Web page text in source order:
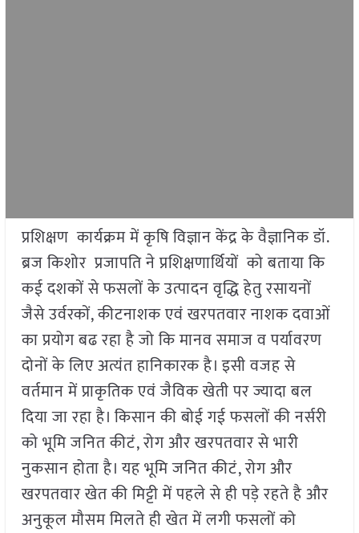
प्रशिक्षण कार्यक्रम में कृषि विज्ञान केंद्र के वैज्ञानिक डॉ.
ब्रज किशोर प्रजापति ने प्रशिक्षणार्थियों को बताया कि
कई दशकों से फसलों के उत्पादन वृद्धि हेतु रसायनों
जैसे उर्वरकों, कीटनाशक एवं खरपतवार नाशक दवाओं
का प्रयोग बढ रहा है जो कि मानव समाज व पर्यावरण
दोनों के लिए अत्यंत हानिकारक है। इसी वजह से
वर्तमान में प्राकृतिक एवं जैविक खेती पर ज्यादा बल
दिया जा रहा है। किसान की बोई गई फसलों की नर्सरी
को भूमि जनित कीटं, रोग और खरपतवार से भारी
नुकसान होता है। यह भूमि जनित कीटं, रोग और
खरपतवार खेत की मिट्टी में पहले से ही पड़े रहते है और
अनुकूल मौसम मिलते ही खेत में लगी फसलों को